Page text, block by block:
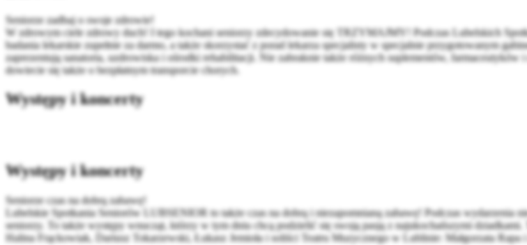
Seniorze zadbaj o swoje zdrowie!
W zdrowym ciele zdrowy duch! I tego kochani seniorzy zdecydowanie się TRZYMAJMY! Podczas Lubelskich
badania lekarskie zupełnie za darmo, a także skorzystać z porad lekarza specjalisty w specjalnie przygotowanym
zaprezentują sanatoria, uzdrowiska i ośrodki rehabilitacji. Nie zabraknie także różnych suplementów,
dowiecie się także o bezpłatnym transporcie chorych.
Występy i koncerty
Występy i koncerty
Seniorze czas na dobrą zabawę!
Lubelskie Spotkania Seniorów LUBSENIOR to także czas na dobrą i niezapomnianą zabawę! Podczas
seniorzy. To także występy wnucząt, którzy w tym dniu chcą podzielić się swoją pasją z najukochańszymi
Halina Frąckowiak, Dariusz Tokarzewski, Łukasz Jemioła i soliści Teatru Muzycznego w Lublinie: Małgorzata Rapa